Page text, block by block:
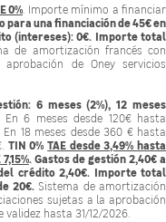
0% . Importe mínimo a financiar
para una financiación de 45€ en
(intereses): 0€. Importe total
de amortización francés con
de Oney servicios
6 meses (2%), 12 meses
En 6 meses desde 120€ hasta
18 meses desde 360 € hasta
TIN 0%TAE desde 3,49% hasta
. Gastos de gestión 2,40€ a
crédito 2,40€. Importe total
20€. Sistema de amortización
sujetas a la aprobación
validez hasta 31/12/2026.